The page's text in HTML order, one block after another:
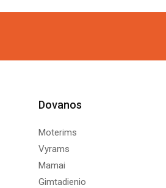
was: is:
Dovanos
Moterims
Vyrams
Mamai
Gimtadienio